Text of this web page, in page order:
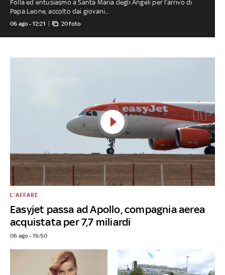
Folla ed entusiasmo a Santa Maria degli Angeli per l’arrivo di
Papa Leone, accolto dai giovani...
06 ago - 12:21 20 foto
Easyjet passa ad Apollo, compagnia aerea
acquistata per 7,7 miliardi
L'AFFARE
06 ago - 16:50